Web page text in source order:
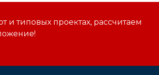
и типовых проектах, рассчитаем